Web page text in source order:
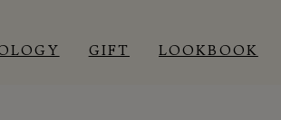
GIFT LOOKBOOK